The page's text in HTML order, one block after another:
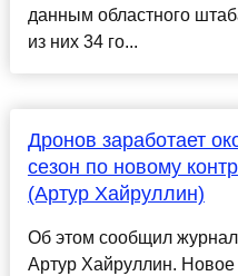
данным областного
из них 34 го...
Дронов заработает
сезон по новому
(Артур Хайруллин)
Об этом сообщил
Артур Хайруллин.